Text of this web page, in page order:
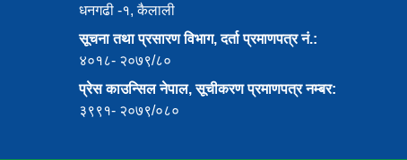
धनगढी -१, कैलाली
सूचना तथा प्रसारण विभाग, दर्ता प्रमाणपत्र नं.:
४०१८- २०७९/८०
प्रेस काउन्सिल नेपाल, सूचीकरण प्रमाणपत्र नम्बर:
३९९१- २०७९/०८०